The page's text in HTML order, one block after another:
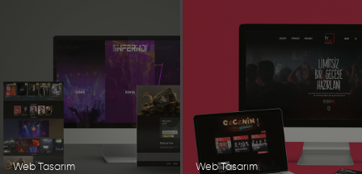
Web Tasarım Web Tasarım